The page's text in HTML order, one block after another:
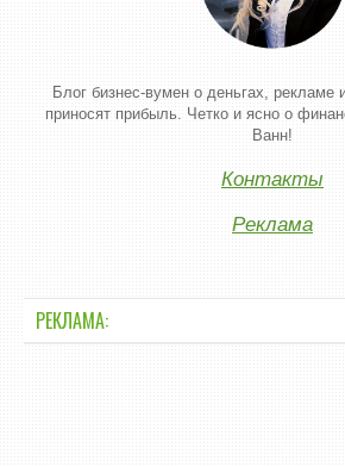
Блог бизнес-вумен о деньгах, рекламе
приносят прибыль. Четко и ясно о
Ванн!
Контакты
Реклама
РЕКЛАМА: